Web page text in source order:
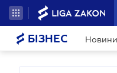
БІЗНЕС Новини